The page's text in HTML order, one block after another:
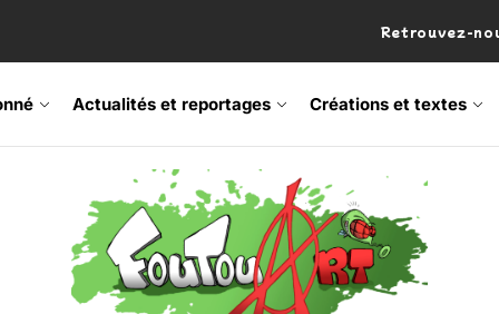
Retrouvez-
Actualités et reportages Créations et textes
Fripon – vernissage 21 mai (Lyon)
Festival – Samedi 18 juillet (Vaulx-en-Velin)